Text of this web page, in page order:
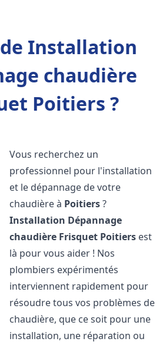
Installation
chaudière
Poitiers ?
Vous recherchez un
professionnel pour l'installation
et le dépannage de votre
chaudière à Poitiers?
Installation Dépannage
chaudière Frisquet Poitiers est
là pour vous aider ! Nos
plombiers expérimentés
interviennent rapidement pour
résoudre tous vos problèmes de
chaudière, que ce soit pour une
installation, une réparation ou